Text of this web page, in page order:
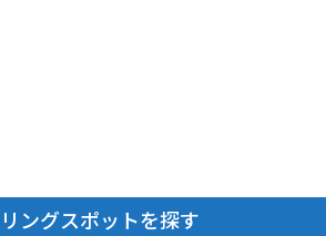
ングスポットを探す